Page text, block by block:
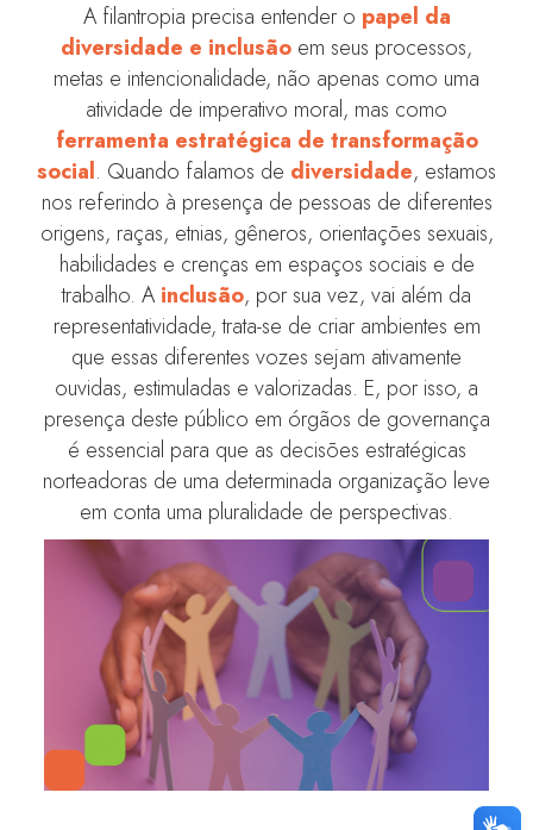
A filantropia precisa entender o papel da
diversidade e inclusão em seus processos,
metas e intencionalidade, não apenas como uma
atividade de imperativo moral, mas como
ferramenta estratégica de transformação
social. Quando falamos de diversidade, estamos
nos referindo à presença de pessoas de diferentes
origens, raças, etnias, gêneros, orientações sexuais,
habilidades e crenças em espaços sociais e de
trabalho. A inclusão, por sua vez, vai além da
representatividade, trata-se de criar ambientes em
que essas diferentes vozes sejam ativamente
ouvidas, estimuladas e valorizadas. E, por isso, a
presença deste público em órgãos de governança
é essencial para que as decisões estratégicas
norteadoras de uma determinada organização leve
em conta uma pluralidade de perspectivas.